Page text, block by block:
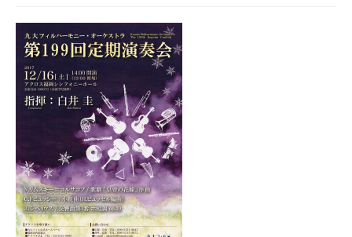
卒業記念演奏会2027
九大フィルとは
九大フィルの歴史
ご寄付のお願い
演奏会の歴史
出張演奏
九大フィル特集ページ